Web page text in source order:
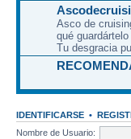
Asco de
qué
Tu desgracia
IDENTIFICARSE •
Nombre de Usuario: